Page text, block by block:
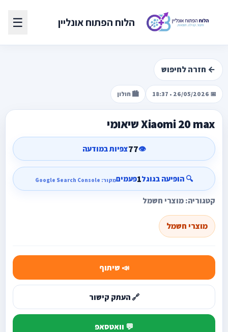
הלוח הפתוח אונליין ☰
← חזרה לחיפוש
📅 26/05/2026 • 18:37 🏙️ חולון
Xiaomi 20 max שיאומי
👁️
77צפיות במודעה
🔍 הופיעה בגוגל1פעמיםמקור: Google Search Console
קטגוריה: מוצרי חשמל
מוצרי חשמל
📣 שיתוף
🔗 העתק קישור
💬 וואטסאפ